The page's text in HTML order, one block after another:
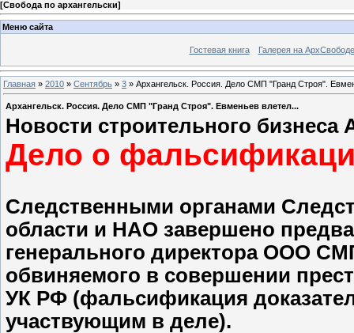
[Свобода по архангельски]
Меню сайта
Гостевая книга Галерея на АрхСвободе
Главная » 2010 » Сентябрь » 3 » Архангельск. Россия. Дело СМП "Гранд Строя".
Архангельск. Россия. Дело СМП "Гранд Строя". Евменьев влетел...
Новости строительного бизнеса
Дело о
Следственными органами
области и НАО завершено
генерального директора ООО
обвиняемого в совершении
УК РФ (фальсификация
участвующим в деле).